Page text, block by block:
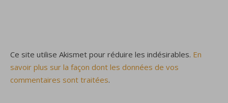
Ce site utilise Akismet pour réduire les indésirables. En
savoir plus sur la façon dont les données de vos
commentaires sont traitées.